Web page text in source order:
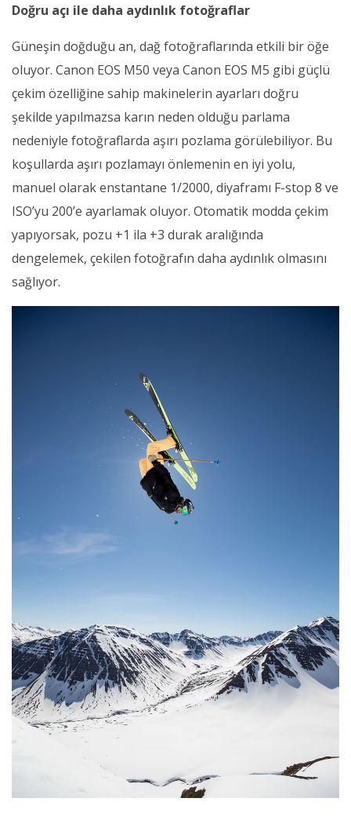
Doğru açı ile daha aydınlık fotoğraflar
Güneşin doğduğu an, dağ fotoğraflarında etkili bir öğe
oluyor. Canon EOS M50 veya Canon EOS M5 gibi güçlü
çekim özelliğine sahip makinelerin ayarları doğru
şekilde yapılmazsa karın neden olduğu parlama
nedeniyle fotoğraflarda aşırı pozlama görülebiliyor. Bu
koşullarda aşırı pozlamayı önlemenin en iyi yolu,
manuel olarak enstantane 1/2000, diyaframı F-stop 8 ve
ISO’yu 200’e ayarlamak oluyor. Otomatik modda çekim
yapıyorsak, pozu +1 ila +3 durak aralığında
dengelemek, çekilen fotoğrafın daha aydınlık olmasını
sağlıyor.